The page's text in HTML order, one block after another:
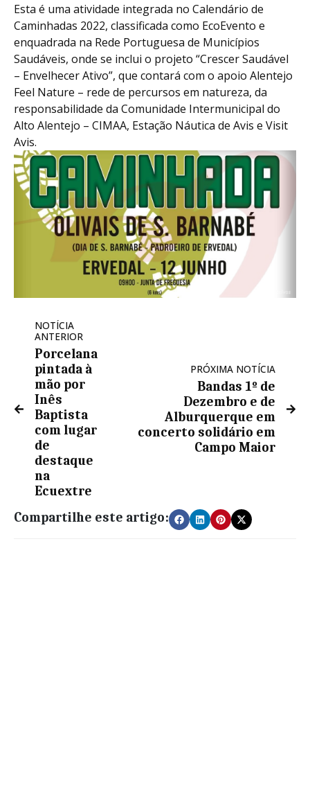
Esta é uma atividade integrada no Calendário de
Caminhadas 2022, classificada como EcoEvento e
enquadrada na Rede Portuguesa de Municípios
Saudáveis, onde se inclui o projeto “Crescer Saudável
– Envelhecer Ativo”, que contará com o apoio Alentejo
Feel Nature – rede de percursos em natureza, da
responsabilidade da Comunidade Intermunicipal do
Alto Alentejo – CIMAA, Estação Náutica de Avis e Visit
Avis.
NOTÍCIA
ANTERIOR
Porcelana
pintada à
mão por
Inês
Baptista
com lugar
de
destaque
na
Ecuextre
PRÓXIMA NOTÍCIA
Bandas 1º de
Dezembro e de
Alburquerque em
concerto solidário em
Campo Maior
Compartilhe este artigo: